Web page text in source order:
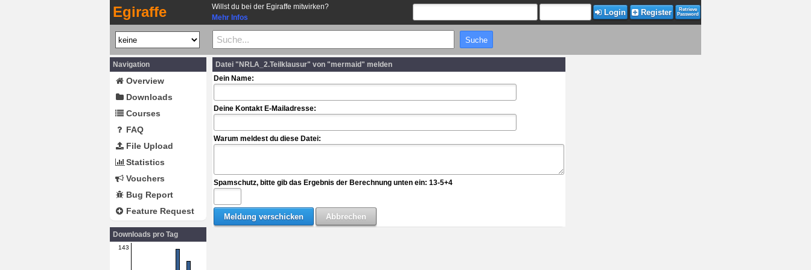
Egiraffe
Willst du bei der Egiraffe mitwirken?
Mehr Infos
Login Register
Retrieve
Password
Navigation
Overview
Downloads
Courses
FAQ
File Upload
Statistics
Vouchers
Bug Report
Feature Request
Downloads pro Tag
143
Datei "NRLA_2.Teilklausur" von "mermaid" melden
Dein Name:
Deine Kontakt E-Mailadresse:
Warum meldest du diese Datei:
Spamschutz, bitte gib das Ergebnis der Berechnung unten ein: 13-5+4